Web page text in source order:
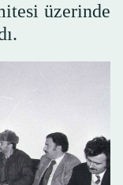
üzerinde